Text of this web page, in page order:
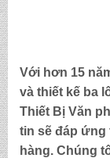
Với hơn 15
và thiết kế ba
Thiết Bị Văn
tin sẽ đáp ứng
hàng. Chúng